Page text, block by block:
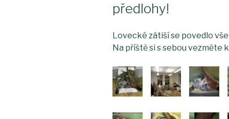
předlohy!
Lovecké zátiší se povedlo
Na příště si s sebou vezměte